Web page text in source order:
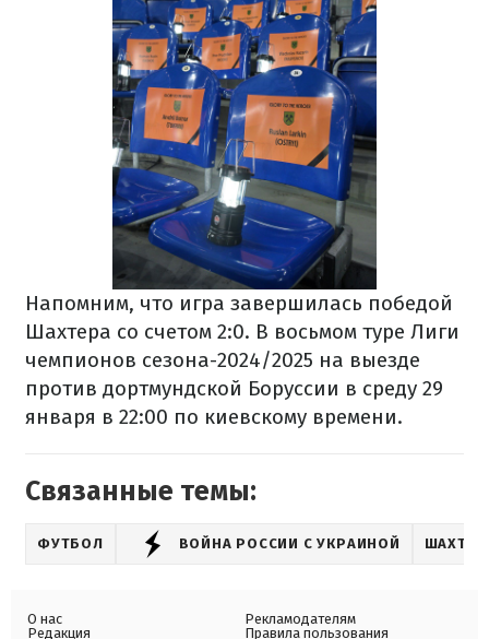
Напомним, что игра завершилась победой
Шахтера со счетом 2:0. В восьмом туре Лиги
чемпионов сезона-2024/2025 на выезде
против дортмундской Боруссии в среду 29
января в 22:00 по киевскому времени.
Связанные темы:
ФУТБОЛ ВОЙНА РОССИИ С УКРАИНОЙ ШАХТЕР
О нас
Редакция
Рекламодателям
Правила пользования